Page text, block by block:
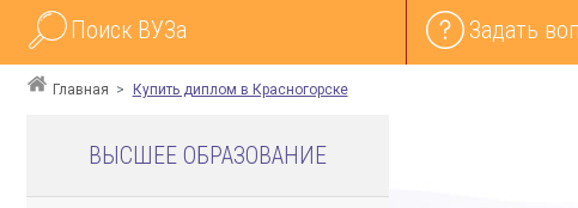
Поиск ВУЗа Задать
Главная Купить диплом в Красногорске
ВЫСШЕЕ ОБРАЗОВАНИЕ